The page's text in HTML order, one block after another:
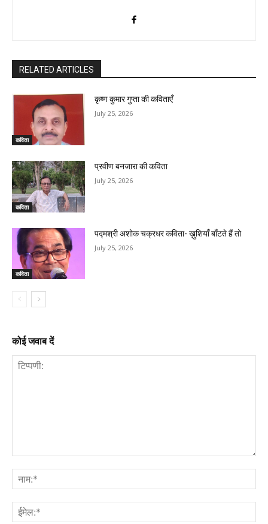
RELATED ARTICLES
कविता
कृष्ण कुमार गुप्ता की कविताएँ
July 25, 2026
कविता
प्रवीण बनजारा की कविता
July 25, 2026
कविता
पद्मश्री अशोक चक्रधर कविता- ख़ुशियाँ बाँटते हैं तो
July 25, 2026
कोई जवाब दें